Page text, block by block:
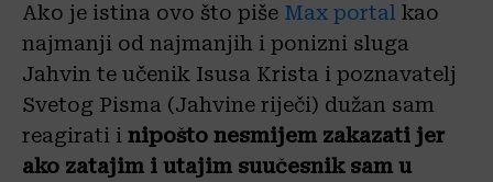
Ako je istina ovo što piše Max portal kao
najmanji od najmanjih i ponizni sluga
Jahvin te učenik Isusa Krista i poznavatelj
Svetog Pisma (Jahvine riječi) dužan sam
reagirati i nipošto nesmijem zakazati jer
ako zatajim i utajim suučesnik sam u